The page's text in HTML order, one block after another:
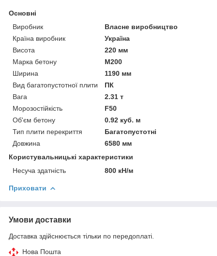
Основні
Виробник
Власне виробництво
Країна виробник
Україна
Висота
220 мм
Марка бетону
М200
Ширина
1190 мм
Вид багатопустотної плити
ПК
Вага
2.31 т
Морозостійкість
F50
Об'єм бетону
0.92 куб. м
Тип плити перекриття
Багатопустотні
Довжина
6580 мм
Користувальницькі характеристики
Несуча здатність
800 кН/м
Приховати
Умови доставки
Доставка здійснюється тільки по передоплаті.
Нова Пошта